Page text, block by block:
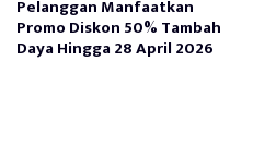
Pelanggan Manfaatkan
Promo Diskon 50% Tambah
Daya Hingga 28 April 2026